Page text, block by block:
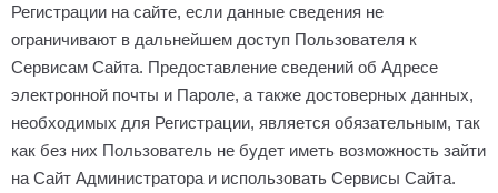
Регистрации на сайте, если данные сведения не
ограничивают в дальнейшем доступ Пользователя к
Сервисам Сайта. Предоставление сведений об Адресе
электронной почты и Пароле, а также достоверных данных,
необходимых для Регистрации, является обязательным, так
как без них Пользователь не будет иметь возможность зайти
на Сайт Администратора и использовать Сервисы Сайта.